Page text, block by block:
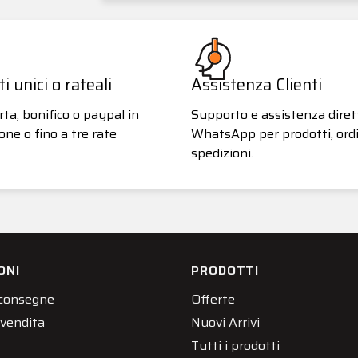
unici o rateali
bonifico o paypal in
o fino a tre rate
Assistenza Clienti
Supporto e assistenza
WhatsApp per prodotti,
spedizioni.
PRODOTTI
Offerte
Nuovi Arrivi
Tutti i prodotti